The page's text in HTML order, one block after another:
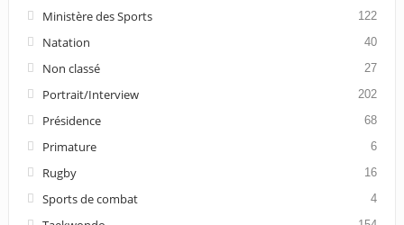
Ministère des Sports 122
Natation 40
Non classé 27
Portrait/Interview 202
Présidence 68
Primature 6
Rugby 16
Sports de combat 4